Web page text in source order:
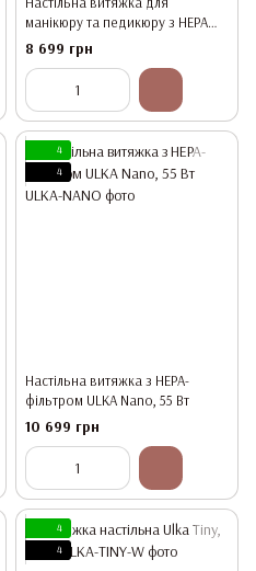
манікюру та педикюру з HEPA
фільтром ULKA Premium X2F, 52
8 699 грн
4
4
Настільна витяжка з HEPA-
фільтром ULKA Nano, 55 Вт
10 699 грн
4
4